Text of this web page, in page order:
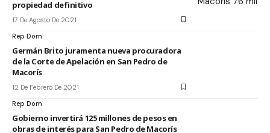
propiedad definitivo
17 De Agosto De 2021
Rep Dom
Germán Brito juramenta nueva procuradora
de la Corte de Apelación en San Pedro de
Macorís
12 De Febrero De 2021
Rep Dom
Gobierno invertirá 125 millones de pesos en
obras de interés para San Pedro de Macorís